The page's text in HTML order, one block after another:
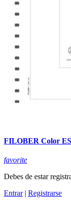
FILOBER Color
favorite
Debes de estar
Entrar| Registrarse